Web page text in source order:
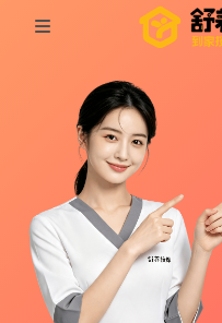
同城按摩
上门按摩
养生按摩
技师入驻
登录